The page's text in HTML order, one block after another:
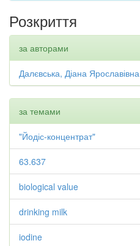
Розкриття
за авторами
Далєвська, Діана Ярославівна
за темами
"Йодіс-концентрат"
63.637
biological value
drinking milk
iodine